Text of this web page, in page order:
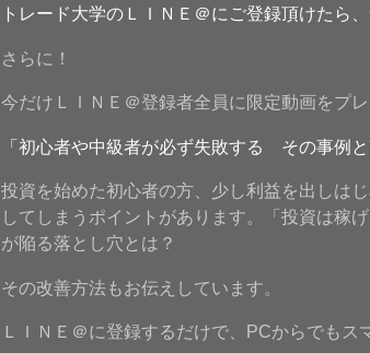
トレード大学のＬＩＮＥ＠にご登録頂けたら
さらに！
今だけＬＩＮＥ＠登録者全員に限定動画をプレ
「初心者や中級者が必ず失敗する その事例と
投資を始めた初心者の方、少し利益を出しは
してしまうポイントがあります。「投資は稼
が陥る落とし穴とは？
その改善方法もお伝えしています。
ＬＩＮＥ＠に登録するだけで、PCからでもス